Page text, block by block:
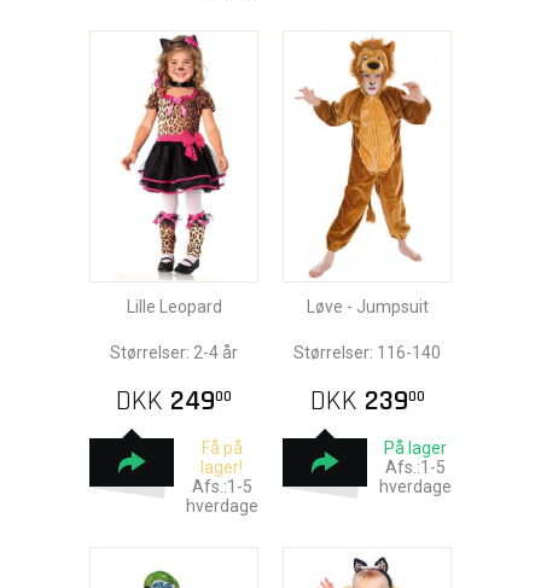
Lille Leopard
Størrelser: 2-4 år
DKK 24900
Få på
lager!
Afs.:1-5
hverdage
Løve - Jumpsuit
Størrelser: 116-140
DKK 23900
På lager
Afs.:1-5
hverdage